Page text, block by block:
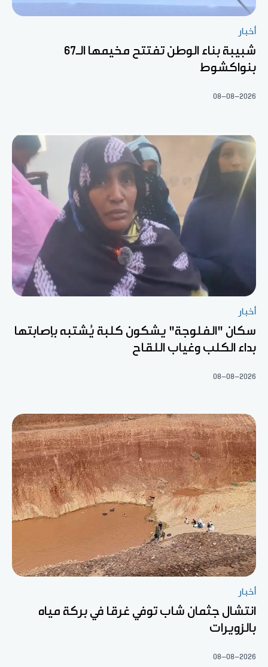
أخبار
شبيبة بناء الوطن تفتتح مخيمها الـ67
بنواكشوط
08-08-2026
أخبار
سكان "الفلوجة" يشكون كلبة يُشتبه بإصابتها
بداء الكلب وغياب اللقاح
08-08-2026
أخبار
انتشال جثمان شاب توفي غرقا في بركة مياه
بالزويرات
08-08-2026